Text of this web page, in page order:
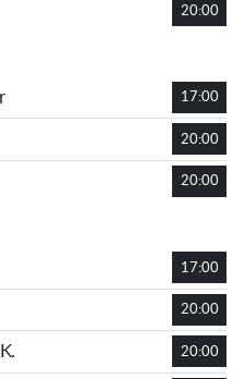
20:00
17:00
20:00
20:00
17:00
20:00
20:00